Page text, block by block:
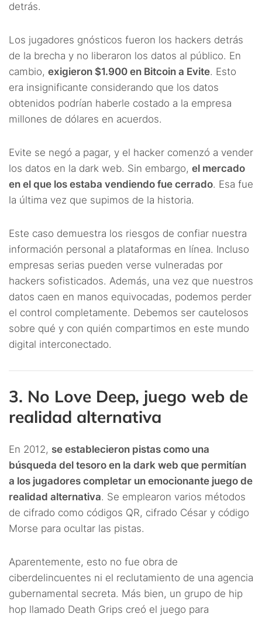
detrás.
Los jugadores gnósticos fueron los hackers detrás
de la brecha y no liberaron los datos al público. En
cambio, exigieron $1.900 en Bitcoin a Evite. Esto
era insignificante considerando que los datos
obtenidos podrían haberle costado a la empresa
millones de dólares en acuerdos.
Evite se negó a pagar, y el hacker comenzó a vender
los datos en la dark web. Sin embargo, el mercado
en el que los estaba vendiendo fue cerrado. Esa fue
la última vez que supimos de la historia.
Este caso demuestra los riesgos de confiar nuestra
información personal a plataformas en línea. Incluso
empresas serias pueden verse vulneradas por
hackers sofisticados. Además, una vez que nuestros
datos caen en manos equivocadas, podemos perder
el control completamente. Debemos ser cautelosos
sobre qué y con quién compartimos en este mundo
digital interconectado.
3. No Love Deep, juego web de
realidad alternativa
En 2012, se establecieron pistas como una
búsqueda del tesoro en la dark web que permitían
a los jugadores completar un emocionante juego de
realidad alternativa. Se emplearon varios métodos
de cifrado como códigos QR, cifrado César y código
Morse para ocultar las pistas.
Aparentemente, esto no fue obra de
ciberdelincuentes ni el reclutamiento de una agencia
gubernamental secreta. Más bien, un grupo de hip
hop llamado Death Grips creó el juego para